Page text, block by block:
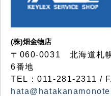
(株)畑金物店
〒060-0031 北海道札
6番地
TEL：011-281-2311 /